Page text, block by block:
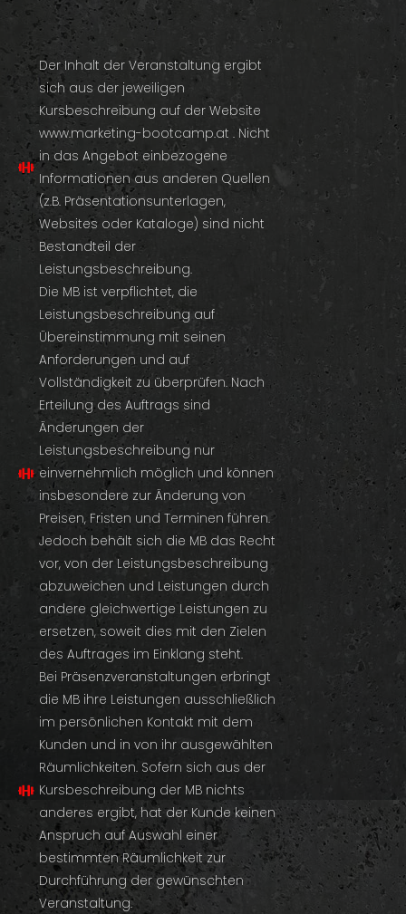
Der Inhalt der Veranstaltung ergibt
sich aus der jeweiligen
Kursbeschreibung auf der Website
www.marketing-bootcamp.at . Nicht
in das Angebot einbezogene
Informationen aus anderen Quellen
(z.B. Präsentationsunterlagen,
Websites oder Kataloge) sind nicht
Bestandteil der
Leistungsbeschreibung.
Die MB ist verpflichtet, die
Leistungsbeschreibung auf
Übereinstimmung mit seinen
Anforderungen und auf
Vollständigkeit zu überprüfen. Nach
Erteilung des Auftrags sind
Änderungen der
Leistungsbeschreibung nur
einvernehmlich möglich und können
insbesondere zur Änderung von
Preisen, Fristen und Terminen führen.
Jedoch behält sich die MB das Recht
vor, von der Leistungsbeschreibung
abzuweichen und Leistungen durch
andere gleichwertige Leistungen zu
ersetzen, soweit dies mit den Zielen
des Auftrages im Einklang steht.
Bei Präsenzveranstaltungen erbringt
die MB ihre Leistungen ausschließlich
im persönlichen Kontakt mit dem
Kunden und in von ihr ausgewählten
Räumlichkeiten. Sofern sich aus der
Kursbeschreibung der MB nichts
anderes ergibt, hat der Kunde keinen
Anspruch auf Auswahl einer
bestimmten Räumlichkeit zur
Durchführung der gewünschten
Veranstaltung.